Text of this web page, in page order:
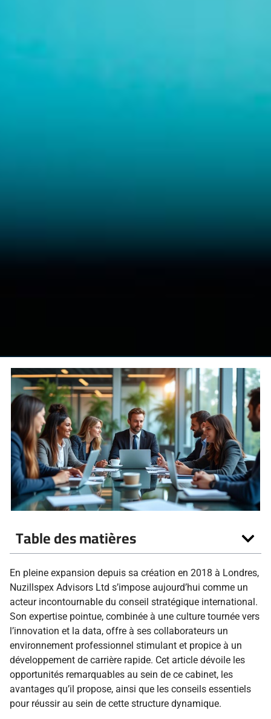
Table des matières
En pleine expansion depuis sa création en 2018 à Londres,
Nuzillspex Advisors Ltd s’impose aujourd’hui comme un
acteur incontournable du conseil stratégique international.
Son expertise pointue, combinée à une culture tournée vers
l’innovation et la data, offre à ses collaborateurs un
environnement professionnel stimulant et propice à un
développement de carrière rapide. Cet article dévoile les
opportunités remarquables au sein de ce cabinet, les
avantages qu’il propose, ainsi que les conseils essentiels
pour réussir au sein de cette structure dynamique.